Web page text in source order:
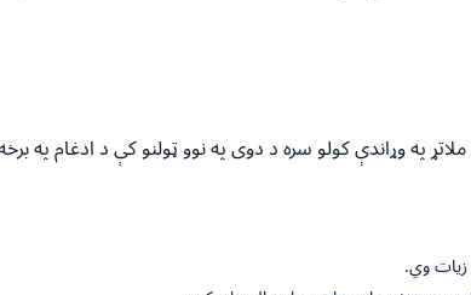
په وړاندې کولو سره د دوی په نوو ټولنو کې د ادغام په